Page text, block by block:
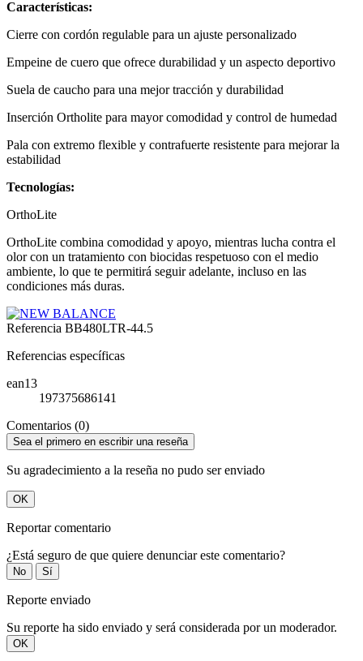
Características:
Cierre con cordón regulable para un ajuste personalizado
Empeine de cuero que ofrece durabilidad y un aspecto deportivo
Suela de caucho para una mejor tracción y durabilidad
Inserción Ortholite para mayor comodidad y control de humedad
Pala con extremo flexible y contrafuerte resistente para mejorar la
estabilidad
Tecnologías:
OrthoLite
OrthoLite combina comodidad y apoyo, mientras lucha contra el
olor con un tratamiento con biocidas respetuoso con el medio
ambiente, lo que te permitirá seguir adelante, incluso en las
condiciones más duras.
Referencia BB480LTR-44.5
Referencias específicas
ean13
197375686141
Comentarios (0)
Sea el primero en escribir una reseña
Su agradecimiento a la reseña no pudo ser enviado
OK
Reportar comentario
¿Está seguro de que quiere denunciar este comentario?
No Sí
Reporte enviado
Su reporte ha sido enviado y será considerada por un moderador.
OK